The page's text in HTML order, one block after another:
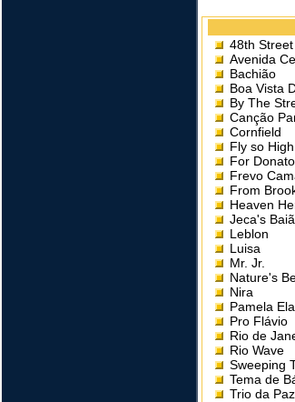
48th
Avenida
Bachião
Boa Vista
By The
Canção
Cornfield
Fly so High
For Donato
Frevo
From
Heaven
Jeca's
Leblon
Luisa
Mr. Jr.
Nature's
Nira
Pamela
Pro Flávio
Rio de
Rio Wave
Sweeping
Tema de
Trio da Paz